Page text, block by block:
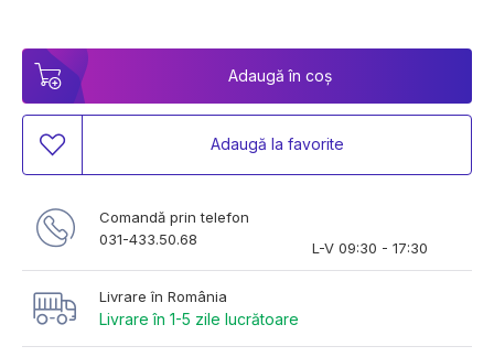
Adaugă în coș
Adaugă la favorite
Comandă prin telefon
031-433.50.68
L-V 09:30 - 17:30
Livrare în România
Livrare în 1-5 zile lucrătoare